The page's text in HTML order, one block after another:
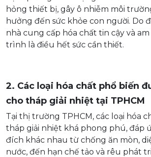
hỏng thiết bị, gây ô nhiễm môi
hưởng đến sức khỏe con người. Do
nhà cung cấp hóa chất tin cậy và
trình là điều hết sức cần thiết.
2. Các loại hóa chất phổ biến
cho tháp giải nhiệt tại TPHCM
Tại thị trường TPHCM, các loại hóa
tháp giải nhiệt khá phong phú, đáp
đích khác nhau từ chống ăn mòn,
nước, đến hạn chế tảo và rêu phát